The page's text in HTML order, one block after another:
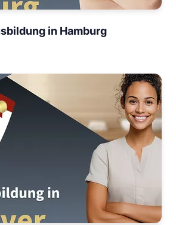
in Hamburg